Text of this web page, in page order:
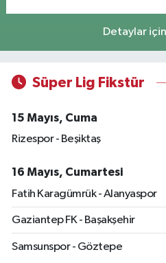
Detaylar için
Süper Lig Fikstür
15 Mayıs, Cuma
Rizespor - Beşiktaş
16 Mayıs, Cumartesi
Fatih Karagümrük - Alanyaspor
Gaziantep FK - Başakşehir
Samsunspor - Göztepe